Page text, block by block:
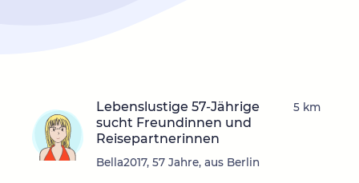
Lebenslustige 57-Jährige
sucht Freundinnen und
Reisepartnerinnen
Bella2017, 57 Jahre, aus Berlin
5 km